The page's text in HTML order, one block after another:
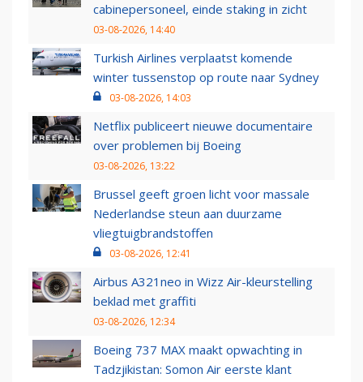
cabinepersoneel, einde staking in zicht
03-08-2026, 14:40
Turkish Airlines verplaatst komende
winter tussenstop op route naar Sydney
03-08-2026, 14:03
Netflix publiceert nieuwe documentaire
over problemen bij Boeing
03-08-2026, 13:22
Brussel geeft groen licht voor massale
Nederlandse steun aan duurzame
vliegtuigbrandstoffen
03-08-2026, 12:41
Airbus A321neo in Wizz Air-kleurstelling
beklad met graffiti
03-08-2026, 12:34
Boeing 737 MAX maakt opwachting in
Tadzjikistan: Somon Air eerste klant